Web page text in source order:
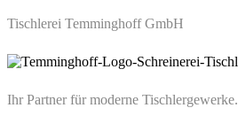
Tischlerei Temminghoff GmbH
Ihr Partner für moderne Tischlergewerke.